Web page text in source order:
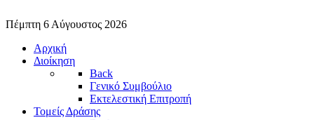
Πέμπτη 6 Αύγουστος 2026
Αρχική
Διοίκηση
Back
Γενικό Συμβούλιο
Εκτελεστική Επιτροπή
Τομείς Δράσης